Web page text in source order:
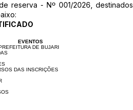
de reserva - Nº 001/2026,
EVENTOS
DE BUJARI
DAS INSCRIÇÕES